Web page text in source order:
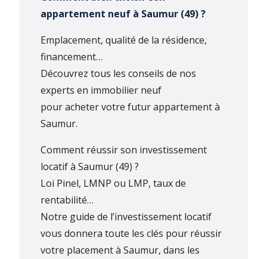
appartement neuf à Saumur (49) ?
Emplacement, qualité de la résidence,
financement…
Découvrez tous les conseils de nos
experts en immobilier neuf
pour acheter votre futur appartement à
Saumur.
Comment réussir son investissement
locatif à Saumur (49) ?
Loi Pinel, LMNP ou LMP, taux de
rentabilité…
Notre guide de l’investissement locatif
vous donnera toute les clés pour réussir
votre placement à Saumur, dans les